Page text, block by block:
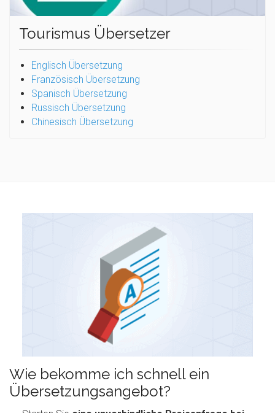
Tourismus Übersetzer
Englisch Übersetzung
Französisch Übersetzung
Spanisch Übersetzung
Russisch Übersetzung
Chinesisch Übersetzung
Wie bekomme ich schnell ein
Übersetzungsangebot?